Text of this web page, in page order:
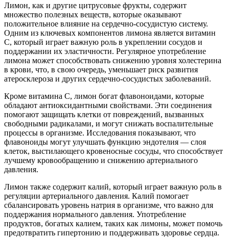
Лимон, как и другие цитрусовые фрукты, содержит
множество полезных веществ, которые оказывают
положительное влияние на сердечно-сосудистую систему.
Одним из ключевых компонентов лимона является витамин
C, который играет важную роль в укреплении сосудов и
поддержании их эластичности. Регулярное употребление
лимона может способствовать снижению уровня холестерина
в крови, что, в свою очередь, уменьшает риск развития
атеросклероза и других сердечно-сосудистых заболеваний.
Кроме витамина C, лимон богат флавоноидами, которые
обладают антиоксидантными свойствами. Эти соединения
помогают защищать клетки от повреждений, вызванных
свободными радикалами, и могут снижать воспалительные
процессы в организме. Исследования показывают, что
флавоноиды могут улучшать функцию эндотелия — слоя
клеток, выстилающего кровеносные сосуды, что способствует
лучшему кровообращению и снижению артериального
давления.
Лимон также содержит калий, который играет важную роль в
регуляции артериального давления. Калий помогает
сбалансировать уровень натрия в организме, что важно для
поддержания нормального давления. Употребление
продуктов, богатых калием, таких как лимоны, может помочь
предотвратить гипертонию и поддерживать здоровье сердца.